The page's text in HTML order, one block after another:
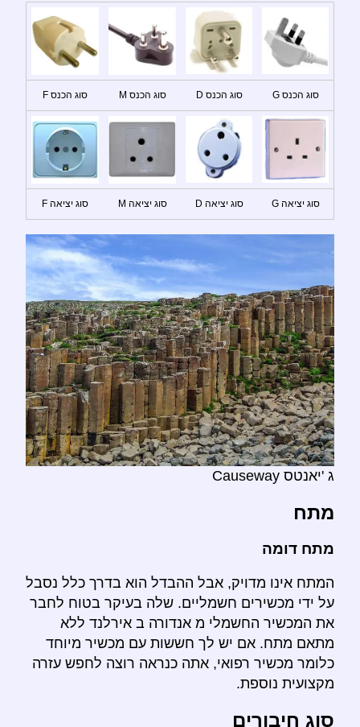
סוג הכנס G סוג הכנס D סוג הכנס M סוג הכנס F
סוג יציאה G סוג יציאה D סוג יציאה M סוג יציאה F
ג 'יאנטס Causeway
מתח
מתח דומה
המתח אינו מדויק, אבל ההבדל הוא בדרך כלל נסבל
על ידי מכשירים חשמליים. שלה בעיקר בטוח לחבר
את המכשיר החשמלי מ אנדורה ב אירלנד ללא
מתאם מתח. אם יש לך חששות עם מכשיר מיוחד
כלומר מכשיר רפואי, אתה כנראה רוצה לחפש עזרה
מקצועית נוספת.
סוג חיבורים